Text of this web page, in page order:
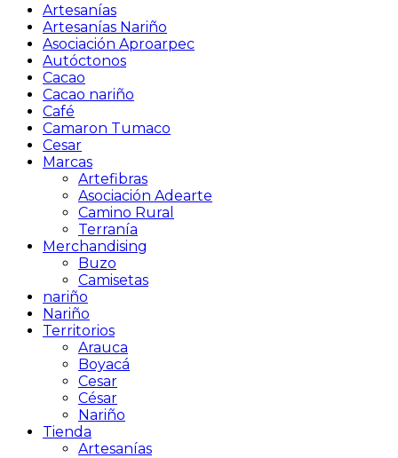
Artesanías
Artesanías Nariño
Asociación Aproarpec
Autóctonos
Cacao
Cacao nariño
Café
Camaron Tumaco
Cesar
Marcas
Artefibras
Asociación Adearte
Camino Rural
Terranía
Merchandising
Buzo
Camisetas
nariño
Nariño
Territorios
Arauca
Boyacá
Cesar
César
Nariño
Tienda
Artesanías